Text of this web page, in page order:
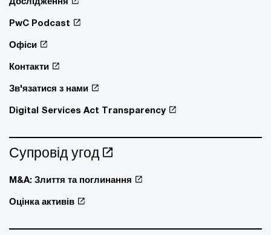
PwC Podcast
Офіси
Контакти
Зв'язатися з нами
Digital Services Act Transparency
Супровід угод
M&A: Злиття та поглинання
Оцінка активів